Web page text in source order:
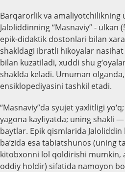
Barqarorlik va amaliyotchilikning
Jaloliddinning “Masnaviy” - ulkan
epik-didaktik dostonlari bilan
shakldagi ibratli hikoyalar
bilan kuzatiladi, xuddi shu
shaklda keladi. Umuman
ensiklopediyasini tashkil etadi.
“Masnaviy”da syujet yaxlitligi
yagona kayfiyatda; uning shakli
baytlar. Epik qismlarida
ba’zida esa tabiatshunos (uning
kitobxonni lol qoldirishi mumkin,
oddiy holdir) sifatida namoyon